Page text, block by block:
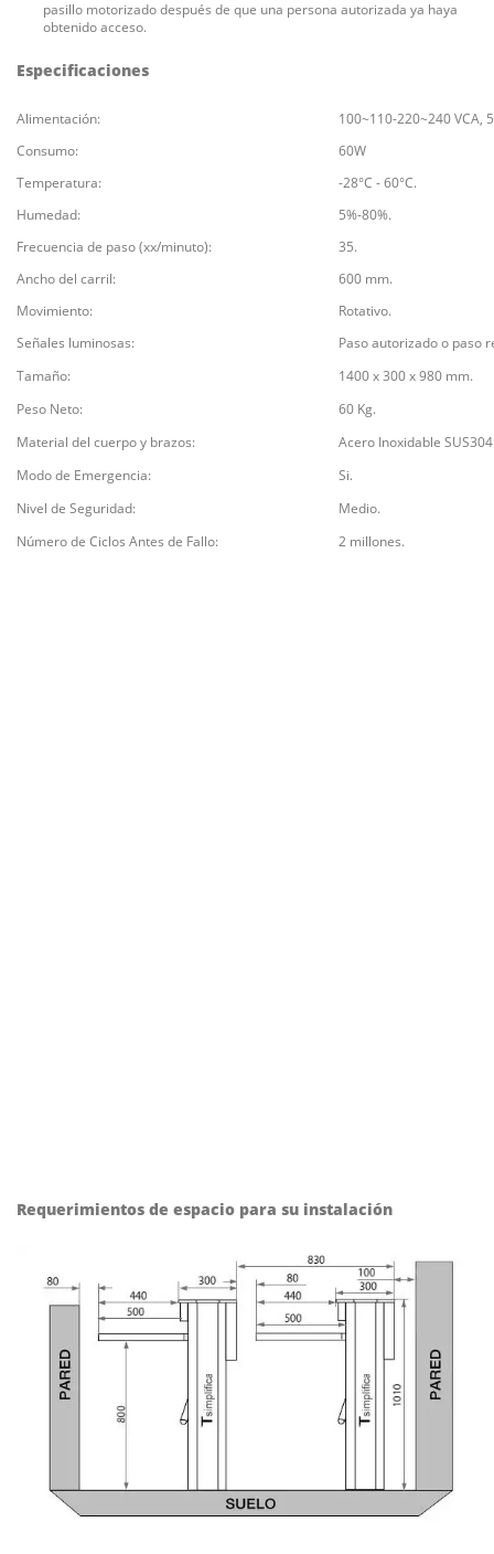
pasillo motorizado después de que una persona autorizada ya haya
obtenido acceso.
Especificaciones
Alimentación:
100~110-220~240 VCA,
Consumo:
60W
Temperatura:
-28°C - 60°C.
Humedad:
5%-80%.
Frecuencia de paso (xx/minuto):
35.
Ancho del carril:
600 mm.
Movimiento:
Rotativo.
Señales luminosas:
Paso autorizado o paso
Tamaño:
1400 x 300 x 980 mm.
Peso Neto:
60 Kg.
Material del cuerpo y brazos:
Acero Inoxidable
Modo de Emergencia:
Si.
Nivel de Seguridad:
Medio.
Número de Ciclos Antes de Fallo:
2 millones.
Requerimientos de espacio para su instalación